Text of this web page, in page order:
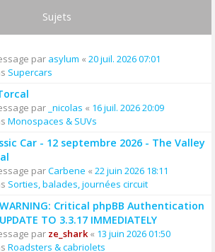
Sujets
par asylum « 20 juil. 2026 07:01
Supercars
par _nicolas « 16 juil. 2026 20:09
Monospaces & SUVs
Car - 12 septembre 2026 - The Valley
parCarbene « 22 juin 2026 18:11
Sorties, balades, journées circuit
WARNING: Critical phpBB Authentication
TO 3.3.17 IMMEDIATELY
par ze_shark« 13 juin 2026 01:50
Roadsters & cabriolets